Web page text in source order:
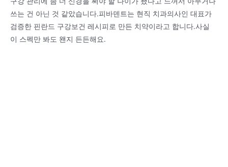
쓰는 건 아닌 것 같았습니다.피바덴트는 현직 치과의사인 대표가
검증한 핀란드 구강보건 레시피로 만든 치약이라고 합니다.사실
이 스펙만 봐도 왠지 든든해요.